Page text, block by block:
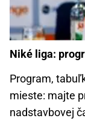
Niké liga:
Program,
mieste: majte
nadstavbovej